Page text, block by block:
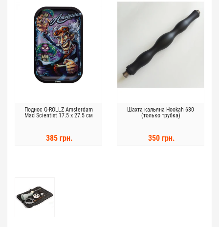
Поднос G-ROLLZ Amsterdam
Mad Scientist 17.5 x 27.5 см
385 грн.
Шахта кальяна Hookah 630
(только трубка)
350 грн.